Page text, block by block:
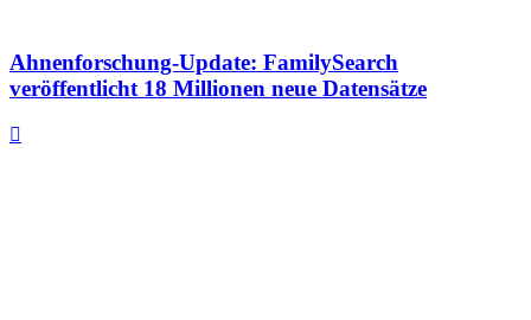
Ahnenforschung-Update: FamilySearch
veröffentlicht 18 Millionen neue Datensätze